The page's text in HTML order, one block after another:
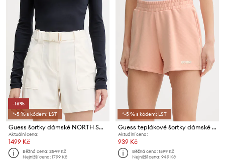
-16%
*-5 % s kódem: LST
Guess šortky dámské NORTH SAILS
Aktuální cena:
1499 Kč
Běžná cena:2549 Kč
Nejnižší cena:1799 Kč
*-5 % s kódem: LST
Guess teplákové šortky dámské CLARA
Aktuální cena:
939 Kč
Běžná cena:1599 Kč
Nejnižší cena:949 Kč